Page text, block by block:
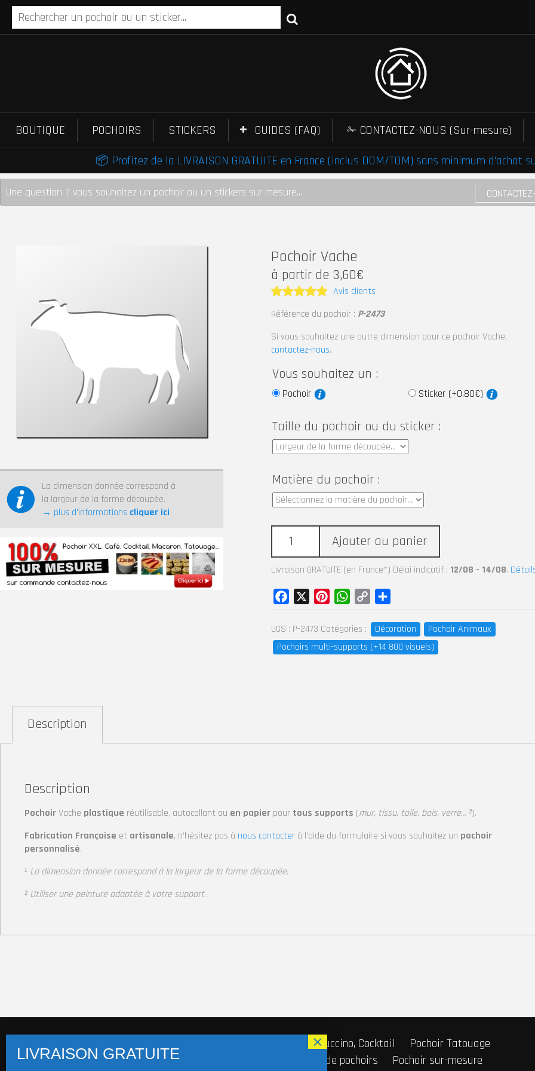
BOUTIQUE POCHOIRS STICKERS GUIDES (FAQ)
✁ CONTACTEZ-NOUS (Sur-mesure)
📦 Profitez de la LIVRAISON GRATUITE en France (inclus DOM/TOM) sans minimum d'achat
Une question ? vous souhaitez un pochoir ou un stickers sur mesure...
La dimension donnée correspond à
la largeur de la forme découpée.
→ plus d’informations cliquer ici
Pochoir Vache
à partir de 3,60€
Note 5
Avis clients
Référence du pochoir : P-2473
Si vous souhaitez une autre dimension pour ce pochoir Vache,
contactez-nous.
Vous souhaitez un :
Pochoir Sticker (+0,80€)
Taille du pochoir ou du sticker :
Matière du pochoir :
Ajouter au panier
Livraison GRATUITE (en France*) Délai indicatif : 12/08 - 14/08.
UGS : P-2473 Catégories : Décoration
Pochoir Animaux
Pochoirs multi-supports (+14 800 visuels)
Facebook PinterestWhatsApp
Copy
Link
Description
Description
PochoirVache plastique réutilisable, autocollant ou en papier pour tous supports (mur, tissu, toile, bois, verre… ²).
Fabrication Française et artisanale, n’hésitez pas à nous contacter à l’aide du formulaire si vous souhaitez un pochoir
personnalisé.
¹ La dimension donnée correspond à la largeur de la forme découpée.
² Utiliser une peinture adaptée à votre support.
Pochoir Café, Cappuccino, Cocktail
Pochoir Tatouage
Pochoir Macaron
Pochoirs Mot/Texte Fabricant de pochoirs
Pochoir sur-mesure